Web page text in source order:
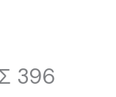
396